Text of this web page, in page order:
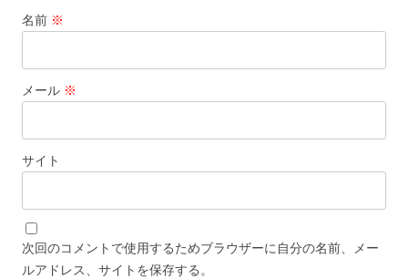
名前 ※
メール ※
サイト
次回のコメントで使用するためブラウザーに自分の名前、メー
ルアドレス、サイトを保存する。